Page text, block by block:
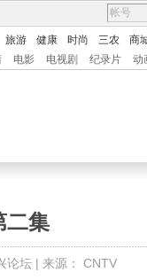
旅游 健康 时尚 三农
商
电影 电视剧 纪录片 动
二集
论坛 | 来源： CNTV